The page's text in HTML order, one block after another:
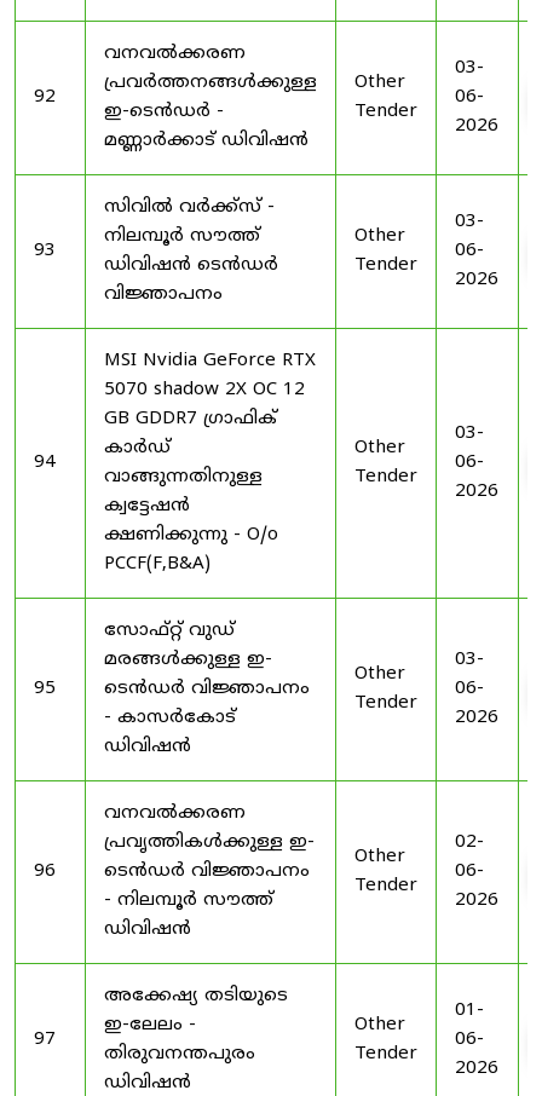
92
വനവൽക്കരണ
പ്രവർത്തനങ്ങൾക്കുള്ള
ഇ-ടെൻഡർ -
മണ്ണാർക്കാട് ഡിവിഷൻ
Other
Tender
03-
06-
2026
93
സിവിൽ വർക്ക്സ് -
നിലമ്പൂർ സൗത്ത്
ഡിവിഷൻ ടെൻഡർ
വിജ്ഞാപനം
Other
Tender
03-
06-
2026
94
MSI Nvidia GeForce RTX
5070 shadow 2X OC 12
GB GDDR7 ഗ്രാഫിക്
കാർഡ്
വാങ്ങുന്നതിനുള്ള
ക്വട്ടേഷൻ
ക്ഷണിക്കുന്നു - O/o
PCCF(F,B&A)
Other
Tender
03-
06-
2026
95
സോഫ്റ്റ് വുഡ്
മരങ്ങൾക്കുള്ള ഇ-
ടെൻഡർ വിജ്ഞാപനം
- കാസർകോട്
ഡിവിഷൻ
Other
Tender
03-
06-
2026
96
വനവൽക്കരണ
പ്രവൃത്തികൾക്കുള്ള ഇ-
ടെൻഡർ വിജ്ഞാപനം
- നിലമ്പൂർ സൗത്ത്
ഡിവിഷൻ
Other
Tender
02-
06-
2026
97
അക്കേഷ്യ തടിയുടെ
ഇ-ലേലം -
തിരുവനന്തപുരം
ഡിവിഷൻ
Other
Tender
01-
06-
2026